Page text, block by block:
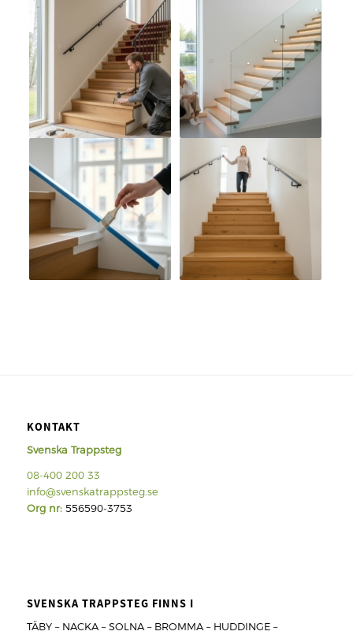
KONTAKT
Svenska Trappsteg
08-400 200 33
info@svenskatrappsteg.se
Org nr:556590-3753
SVENSKA TRAPPSTEG FINNS I
TÄBY – NACKA – SOLNA – BROMMA – HUDDINGE –